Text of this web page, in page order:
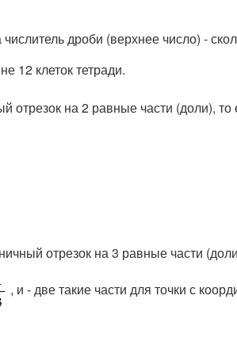
дроби (верхнее число) -
12 клеток тетради.
отрезок на 2 равные части (доли), то
отрезок на 3 равные части
, и - две такие части для точки с